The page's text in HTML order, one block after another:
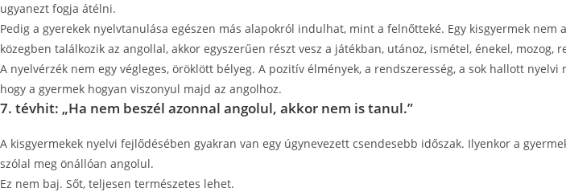
ugyanezt fogja átélni.
Pedig a gyerekek nyelvtanulása egészen más alapokról indulhat, mint a felnőtteké. Egy kisgyermek nem
közegben találkozik az angollal, akkor egyszerűen részt vesz a játékban, utánoz, ismétel, énekel, mozog,
A nyelvérzék nem egy végleges, öröklött bélyeg. A pozitív élmények, a rendszeresség, a sok hallott
hogy a gyermek hogyan viszonyul majd az angolhoz.
7. tévhit: „Ha nem beszél azonnal angolul, akkor nem is tanul.”
A kisgyermekek nyelvi fejlődésében gyakran van egy úgynevezett csendesebb időszak. Ilyenkor a
szólal meg önállóan angolul.
Ez nem baj. Sőt, teljesen természetes lehet.